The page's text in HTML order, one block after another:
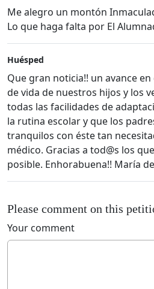
Me alegro un montón
Lo que haga falta por El
Huésped
Que gran noticia!! un avance
de vida de nuestros hijos y los
todas las facilidades de
la rutina escolar y que los
tranquilos con éste tan
médico. Gracias a tod@s los
posible. Enhorabuena!! María
Please comment on this
Your comment